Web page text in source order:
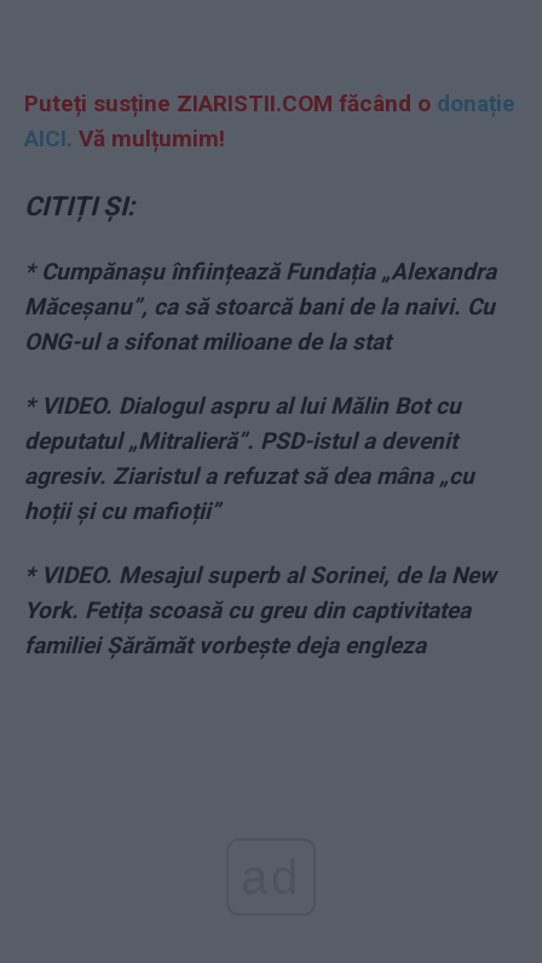
Puteți susține ZIARISTII.COM făcând o donație
AICI. Vă mulțumim!
CITIȚI ȘI:
* Cumpănașu înființează Fundația „Alexandra
Măceșanu”, ca să stoarcă bani de la naivi. Cu
ONG-ul a sifonat milioane de la stat
* VIDEO. Dialogul aspru al lui Mălin Bot cu
deputatul „Mitralieră”. PSD-istul a devenit
agresiv. Ziaristul a refuzat să dea mâna „cu
hoții și cu mafioții”
* VIDEO. Mesajul superb al Sorinei, de la New
York. Fetița scoasă cu greu din captivitatea
familiei Șărămăt vorbește deja engleza